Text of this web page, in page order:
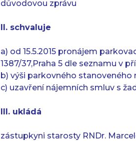
důvodovou zprávu
II. schvaluje
a) od 15.5.2015 pronájem
1387/37,Praha 5 dle seznamu v
b) výši parkovného
c) uzavření nájemních smluv s
III. ukládá
zástupkyni starosty RNDr.